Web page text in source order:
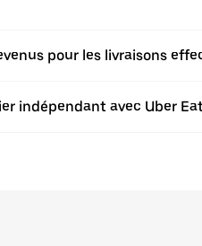
pour les livraisons
indépendant avec Uber